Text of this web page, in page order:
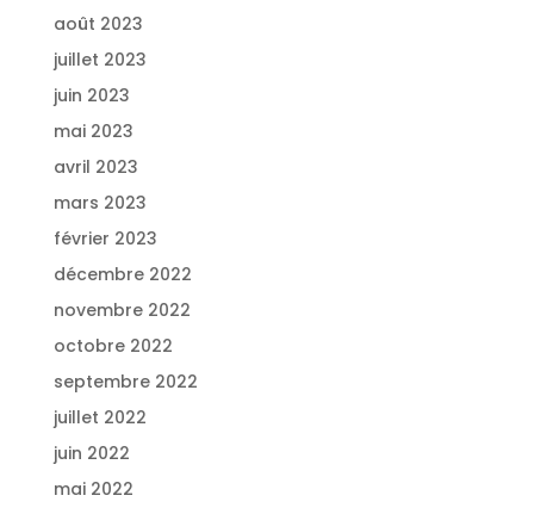
août 2023
juillet 2023
juin 2023
mai 2023
avril 2023
mars 2023
février 2023
décembre 2022
novembre 2022
octobre 2022
septembre 2022
juillet 2022
juin 2022
mai 2022